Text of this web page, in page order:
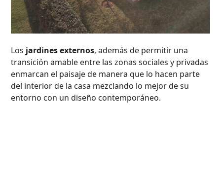
Los jardines externos, además de permitir una
transición amable entre las zonas sociales y privadas
enmarcan el paisaje de manera que lo hacen parte
del interior de la casa mezclando lo mejor de su
entorno con un diseño contemporáneo.